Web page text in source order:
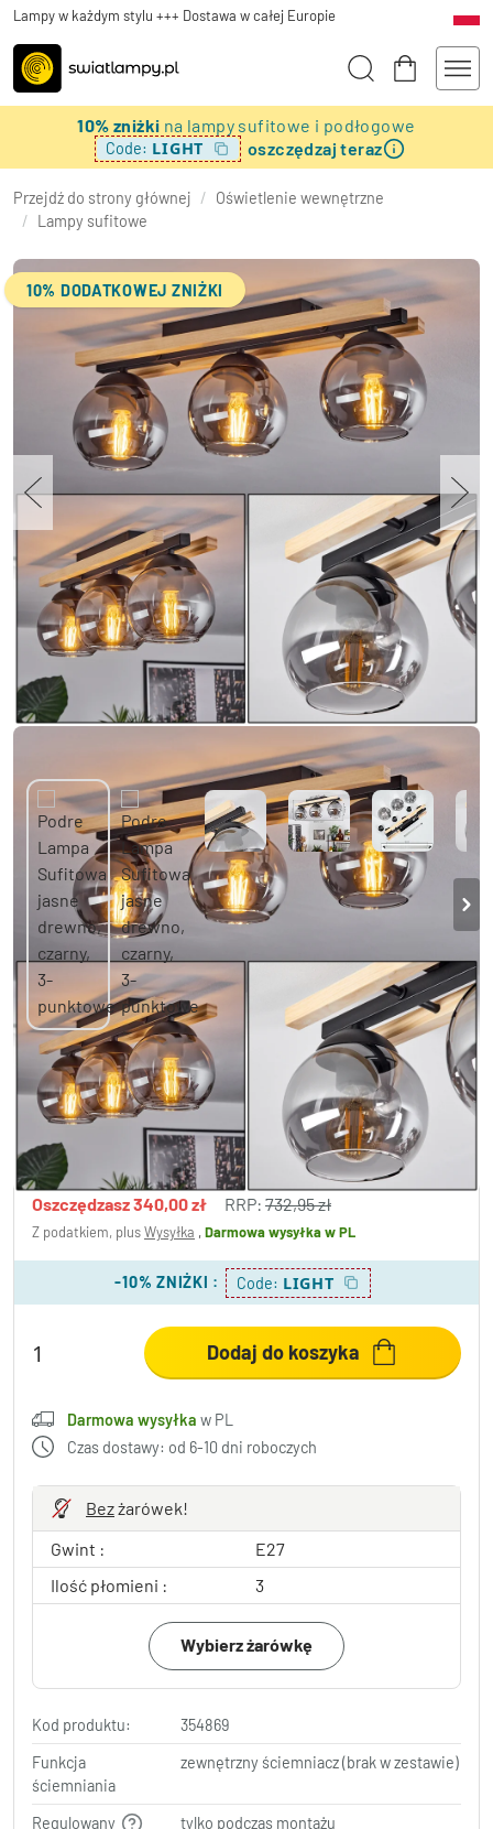
Lampy w każdym stylu +++ Dostawa w całej Europie
10% zniżki na lampy sufitowe i podłogowe
Code: LIGHT oszczędzaj teraz
Przejdź do strony głównej / Oświetlenie wewnętrzne
/ Lampy sufitowe
10% DODATKOWEJ ZNIŻKI
Podre Lampa Sufitowa jasne drewno,
czarny, 3-punktowe
-46% 392,95 zł
Oszczędzasz340,00 zł RRP: 732,95 zł
Z podatkiem, plusWysyłka ,Darmowa wysyłkaw PL
-10% ZNIŻKI : Code: LIGHT
Dodaj do koszyka
Darmowa wysyłka w PL
Czas dostawy: od 6-10 dni roboczych
Bezżarówek!
Gwint :
E27
Ilość płomieni :
3
Wybierz żarówkę
Kod produktu:
354869
Funkcja
ściemniania
zewnętrzny ściemniacz (brak w zestawie)
Regulowany tylko podczas montażu